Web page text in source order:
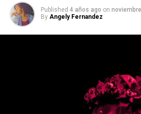
Published 4 años ago on
By Angely Fernandez